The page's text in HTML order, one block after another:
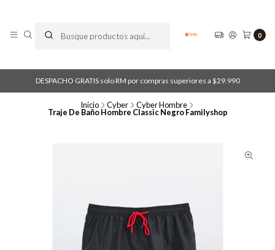
0
DESPACHO GRATIS solo RM por compras superiores a $29.990
Inicio Cyber Cyber Hombre
Traje De Baño Hombre Classic Negro Familyshop